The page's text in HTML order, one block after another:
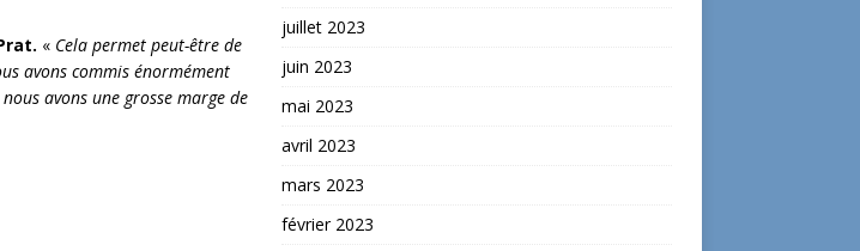
« Cela permet peut-être de
avons commis énormément
avons une grosse marge de
juillet 2023
juin 2023
mai 2023
avril 2023
mars 2023
février 2023